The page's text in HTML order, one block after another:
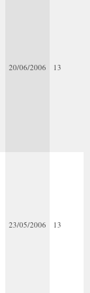
20/06/2006 13
23/05/2006 13